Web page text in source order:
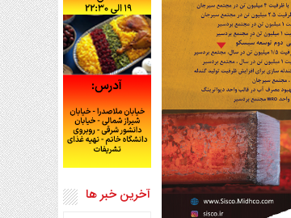
آخرین خبر ها